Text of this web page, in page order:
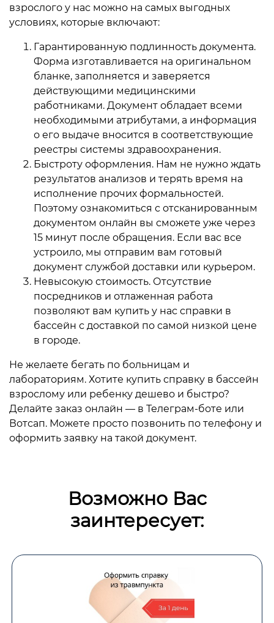
взрослого у нас можно на самых выгодных
условиях, которые включают:
Гарантированную подлинность документа.
Форма изготавливается на оригинальном
бланке, заполняется и заверяется
действующими медицинскими
работниками. Документ обладает всеми
необходимыми атрибутами, а информация
о его выдаче вносится в соответствующие
реестры системы здравоохранения.
Быстроту оформления. Нам не нужно ждать
результатов анализов и терять время на
исполнение прочих формальностей.
Поэтому ознакомиться с отсканированным
документом онлайн вы сможете уже через
15 минут после обращения. Если вас все
устроило, мы отправим вам готовый
документ службой доставки или курьером.
Невысокую стоимость. Отсутствие
посредников и отлаженная работа
позволяют вам купить у нас справки в
бассейн с доставкой по самой низкой цене
в городе.
Не желаете бегать по больницам и
лабораториям. Хотите купить справку в бассейн
взрослому или ребенку дешево и быстро?
Делайте заказ онлайн — в Телеграм-боте или
Вотсап. Можете просто позвонить по телефону и
оформить заявку на такой документ.
Возможно Вас
заинтересует: